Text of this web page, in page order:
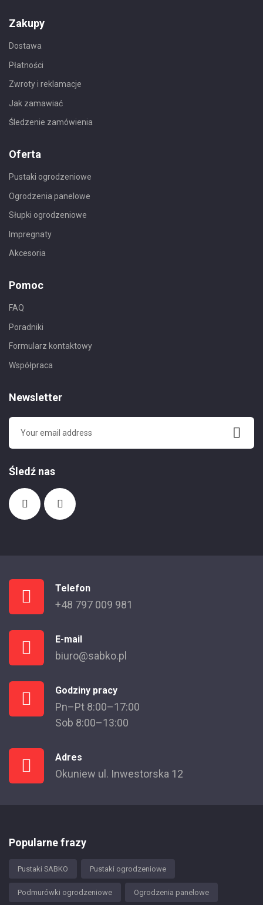
Zakupy
Dostawa
Płatności
Zwroty i reklamacje
Jak zamawiać
Śledzenie zamówienia
Oferta
Pustaki ogrodzeniowe
Ogrodzenia panelowe
Słupki ogrodzeniowe
Impregnaty
Akcesoria
Pomoc
FAQ
Poradniki
Formularz kontaktowy
Współpraca
Newsletter
Śledź nas
Telefon
+48 797 009 981
E-mail
biuro@sabko.pl
Godziny pracy
Pn–Pt 8:00–17:00
Sob 8:00–13:00
Adres
Okuniew ul. Inwestorska 12
Popularne frazy
Pustaki SABKO Pustaki ogrodzeniowe
Podmurówki ogrodzeniowe Ogrodzenia panelowe